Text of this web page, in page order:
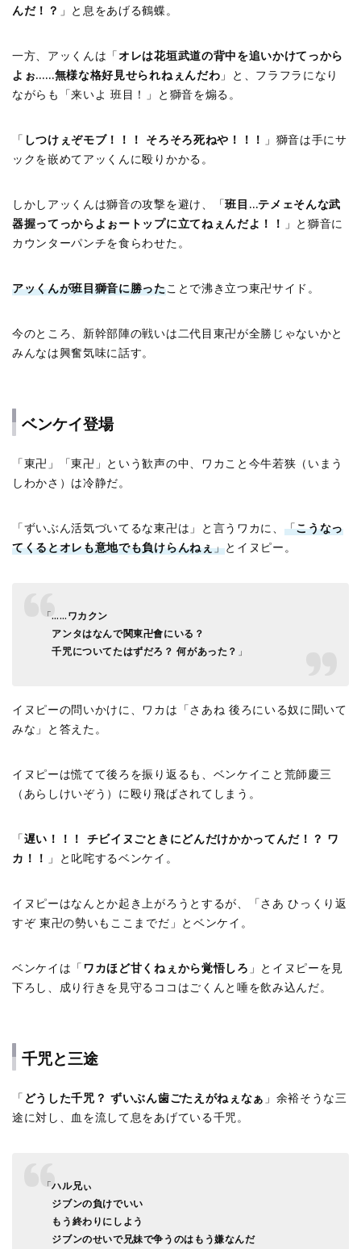
んだ！？ 」と息をあげる鶴蝶。
一方、アッくんは「オレは花垣武道の背中を追いかけてっから
よぉ……無様な格好見せられねぇんだわ 」と、フラフラになり
ながらも「来いよ 班目！」と獅音を煽る。
「 しつけぇぞモブ！！！ そろそろ死ねや！！！ 」獅音は手にサ
ックを嵌めてアッくんに殴りかかる。
しかしアッくんは獅音の攻撃を避け、「班目…テメェそんな武
器握ってっからよぉートップに立てねぇんだよ！！ 」と獅音に
カウンターパンチを食らわせた。
アッくんが班目獅音に勝ったことで沸き立つ東卍サイド。
今のところ、新幹部陣の戦いは二代目東卍が全勝じゃないかと
みんなは興奮気味に話す。
ベンケイ登場
「東卍」「東卍」という歓声の中、ワカこと今牛若狭（いまう
しわかさ）は冷静だ。
「ずいぶん活気づいてるな東卍は」と言うワカに、 「こうなっ
てくるとオレも意地でも負けらんねぇ」とイヌピー。
「……ワカクン
アンタはなんで関東卍會にいる？
千咒についてたはずだろ？ 何があった？ 」
イヌピーの問いかけに、ワカは「さあね 後ろにいる奴に聞いて
みな」と答えた。
イヌピーは慌てて後ろを振り返るも、ベンケイこと荒師慶三
（あらしけいぞう）に殴り飛ばされてしまう。
「遅い！！！ チビイヌごときにどんだけかかってんだ！？ ワ
カ！！ 」と叱咤するベンケイ。
イヌピーはなんとか起き上がろうとするが、「さあ ひっくり返
すぞ 東卍の勢いもここまでだ」とベンケイ。
ベンケイは「ワカほど甘くねぇから覚悟しろ 」とイヌピーを見
下ろし、成り行きを見守るココはごくんと唾を飲み込んだ。
千咒と三途
「 どうした千咒？ ずいぶん歯ごたえがねぇなぁ 」余裕そうな三
途に対し、血を流して息をあげている千咒。
「ハル兄ぃ
ジブンの負けでいい
もう終わりにしよう
ジブンのせいで兄妹で争うのはもう嫌なんだ